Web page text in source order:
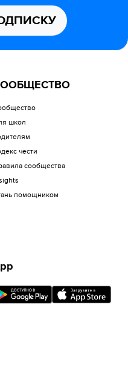
школ
чести
сообщества
помощником